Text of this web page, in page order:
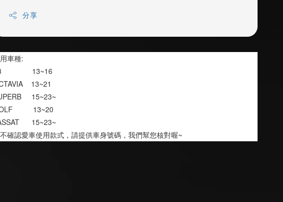
分享
車種:
13~16
13~21
15~23~
13~20
15~23~
確認愛車使用款式，請提供車身號碼，我們幫您核對喔~